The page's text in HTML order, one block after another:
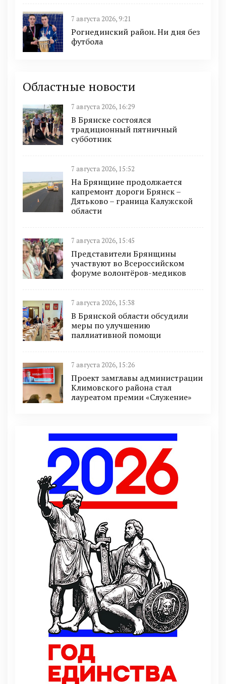
7 августа 2026, 9:21
Рогнединский район. Ни дня без
футбола
Областные новости
7 августа 2026, 16:29
В Брянске состоялся
традиционный пятничный
субботник
7 августа 2026, 15:52
На Брянщине продолжается
капремонт дороги Брянск –
Дятьково – граница Калужской
области
7 августа 2026, 15:45
Представители Брянщины
участвуют во Всероссийском
форуме волонтёров-медиков
7 августа 2026, 15:38
В Брянской области обсудили
меры по улучшению
паллиативной помощи
7 августа 2026, 15:26
Проект замглавы администрации
Климовского района стал
лауреатом премии «Служение»